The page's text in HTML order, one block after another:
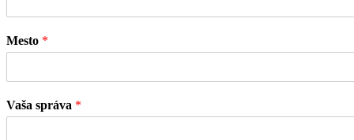
Mesto *
Vaša správa *